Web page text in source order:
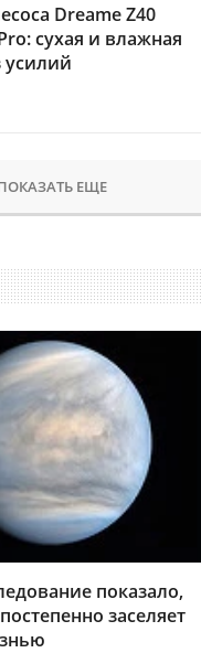
Dreame Z40
сухая и влажная
усилий
ЕЩЕ
показало,
заселяет